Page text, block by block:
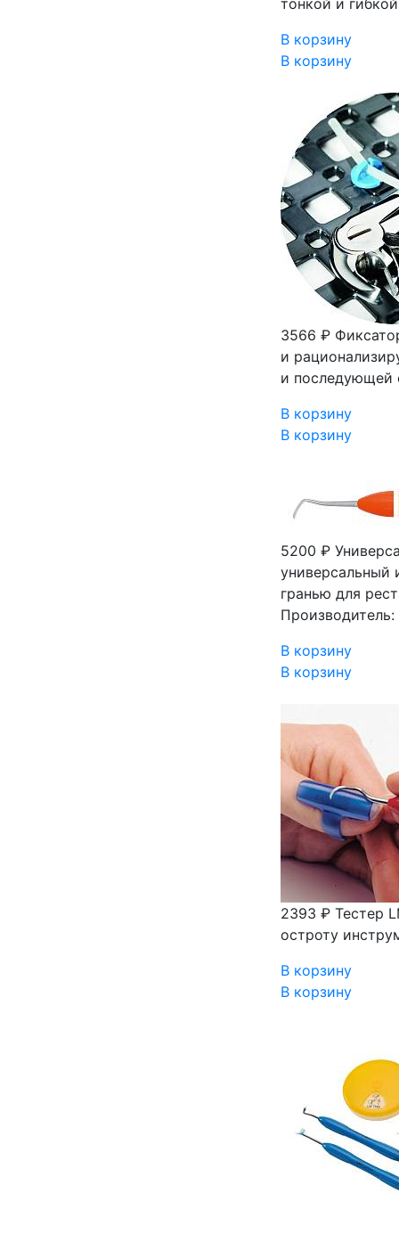
В корзину
В корзину
3566 ₽
и
и последующей
В корзину
В корзину
5200 ₽
универсальный
гранью для
В корзину
В корзину
2393 ₽ Тестер
остроту
В корзину
В корзину